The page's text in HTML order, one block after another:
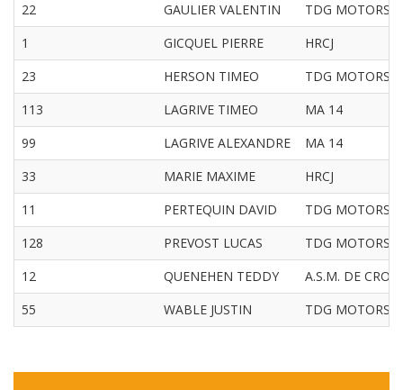
22
GAULIER VALENTIN
TDG MOTORS
1
GICQUEL PIERRE
HRCJ
23
HERSON TIMEO
TDG MOTORS
113
LAGRIVE TIMEO
MA 14
99
LAGRIVE ALEXANDRE
MA 14
33
MARIE MAXIME
HRCJ
11
PERTEQUIN DAVID
TDG MOTORS
128
PREVOST LUCAS
TDG MOTORS
12
QUENEHEN TEDDY
A.S.M. DE
55
WABLE JUSTIN TDG MOTORS